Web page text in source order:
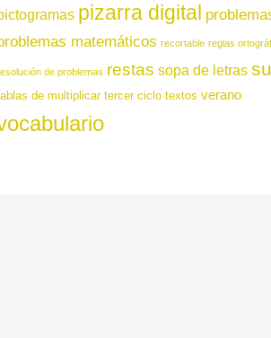
pizarra digital
matemáticos recortable reglas
de problemas restas sopa de letras
de multiplicar tercer ciclo textos verano